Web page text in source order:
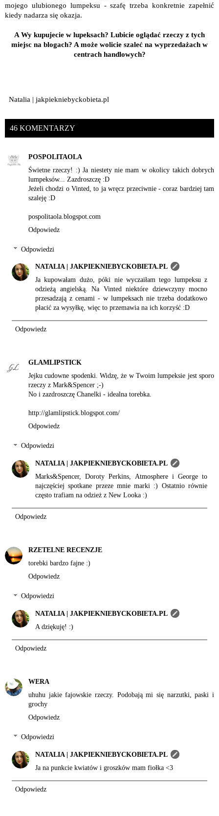
mojego ulubionego lumpeksu - szafę trzeba konkretnie zapełnić
kiedy nadarza się okazja.
A Wy kupujecie w lupeksach? Lubicie oglądać rzeczy z tych
miejsc na blogach? A może wolicie szaleć na wyprzedażach w
centrach handlowych?
Natalia | jakpiekniebyckobieta.pl
46 KOMENTARZY
POSPOLITAOLA
Świetne rzeczy! :) Ja niestety nie mam w okolicy takich dobrych
lumpeksów... Zazdroszczę :D
Jeżeli chodzi o Vinted, to ja wręcz przeciwnie - coraz bardziej tam
szaleję :D
pospolitaola.blogspot.com
Odpowiedz
Odpowiedzi
NATALIA | JAKPIEKNIEBYCKOBIETA.PL
Ja kupowałam dużo, póki nie wyczaiłam tego lumpeksu z
odzieżą angielską. Na Vinted niektóre dziewczyny mocno
przesadzają z cenami - w lumpeksach nie trzeba dodatkowo
płacić za wysyłkę, więc to przemawia na ich korzyść :D
Odpowiedz
GLAMLIPSTICK
Jejku cudowne spodenki. Widzę, że w Twoim lumpeksie jest sporo
rzeczy z Mark&Spencer ;-)
No i zazdroszczę Chanelki - idealna torebka.
http://glamlipstick.blogspot.com/
Odpowiedz
Odpowiedzi
NATALIA | JAKPIEKNIEBYCKOBIETA.PL
Marks&Spencer, Doroty Perkins, Atmosphere i George to
najczęściej spotkane przeze mnie marki :) Ostatnio równie
często trafiam na odzież z New Looka :)
Odpowiedz
RZETELNE RECENZJE
torebki bardzo fajne :)
Odpowiedz
Odpowiedzi
NATALIA | JAKPIEKNIEBYCKOBIETA.PL
A dziękuję! :)
Odpowiedz
WERA
uhuhu jakie fajowskie rzeczy. Podobają mi się narzutki, paski i
grochy
Odpowiedz
Odpowiedzi
NATALIA | JAKPIEKNIEBYCKOBIETA.PL
Ja na punkcie kwiatów i groszków mam fiołka <3
Odpowiedz